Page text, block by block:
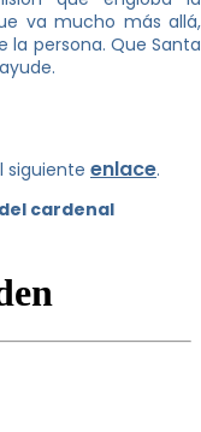
va mucho más allá,
persona. Que Santa
siguiente enlace.
cardenal